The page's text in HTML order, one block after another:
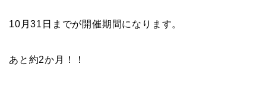
10月31日までが開催期間になります。
あと約2か月！！